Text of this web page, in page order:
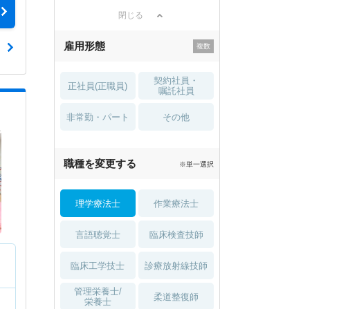
閉じる
雇用形態
正社員(正職員)
契約社員・
嘱託社員
非常勤・パート その他
職種を変更する ※単一選択
理学療法士 作業療法士
言語聴覚士 臨床検査技師
臨床工学技士 診療放射線技師
管理栄養士/
栄養士
柔道整復師